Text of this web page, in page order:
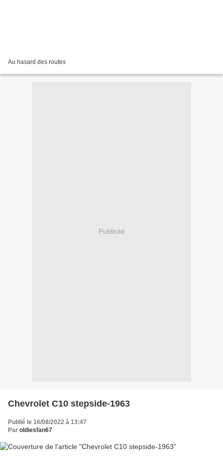
Au hasard des routes
Publicité
Chevrolet C10 stepside-1963
Publié le 16/08/2022 à 13:47
Par oldiesfan67